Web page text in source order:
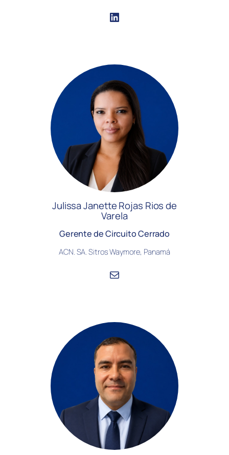
LinkedIn
Julissa Janette Rojas Rios de
Varela
Gerente de Circuito Cerrado
ACN. SA. Sitros Waymore, Panamá
Correo electrónico